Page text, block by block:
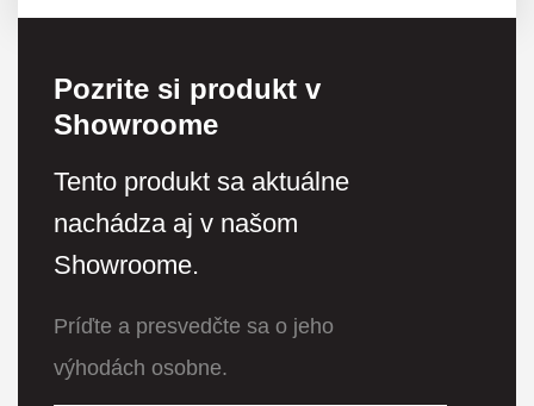
Pozrite si produkt v
Showroome
Tento produkt sa aktuálne
nachádza aj v našom
Showroome.
Príďte a presvedčte sa o jeho
výhodách osobne.